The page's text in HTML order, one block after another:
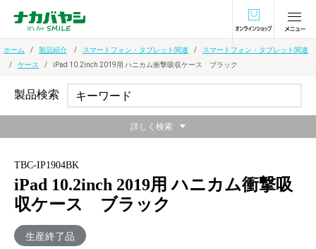
オンラインショ
ホーム 製品紹介 スマートフォン・タブレット関連
スマートフォン・タブレット関連
ケース
iPad 10.2inch 2019用 ハニカム衝撃吸収ケース ブラック
TBC-IP1904BK
iPad 10.2inch 2019用 ハニカム衝撃吸
収ケース ブラック
生産終了品
製品検索
詳しく検索